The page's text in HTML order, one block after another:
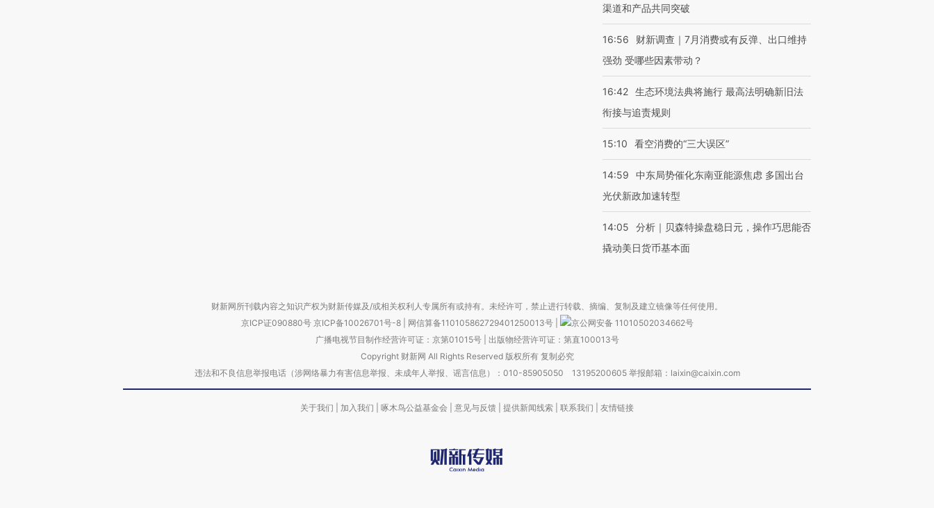
渠道和产品共同突破
16:56
财新调查｜7月消费或有反弹、出口维持
强劲 受哪些因素带动？
16:42 生态环境法典将施行 最高法明确新旧法
衔接与追责规则
15:10 看空消费的“三大误区”
14:59
中东局势催化东南亚能源焦虑 多国出台
光伏新政加速转型
14:05
分析｜贝森特操盘稳日元，操作巧思能否
撬动美日货币基本面
财新网所刊载内容之知识产权为财新传媒及/或相关权利人专属所有或持有。未经许可，禁止进行转载、摘编、复制及建立镜像等任何使用。
京ICP证090880号 京ICP备10026701号-8 网信算备110105862729401250013号
京公网安备 11010502034662号
广播电视节目制作经营许可证：京第01015号| 出版物经营许可证：第直100013号
Copyright 财新网 All Rights Reserved 版权所有 复制必究
违法和不良信息举报电话（涉网络暴力有害信息举报、未成年人举报、谣言信息）：010-85905050 13195200605 举报邮箱：laixin@caixin.com
关于我们 加入我们 啄木鸟公益基金会 意见与反馈 提供新闻线索 联系我们 友情链接